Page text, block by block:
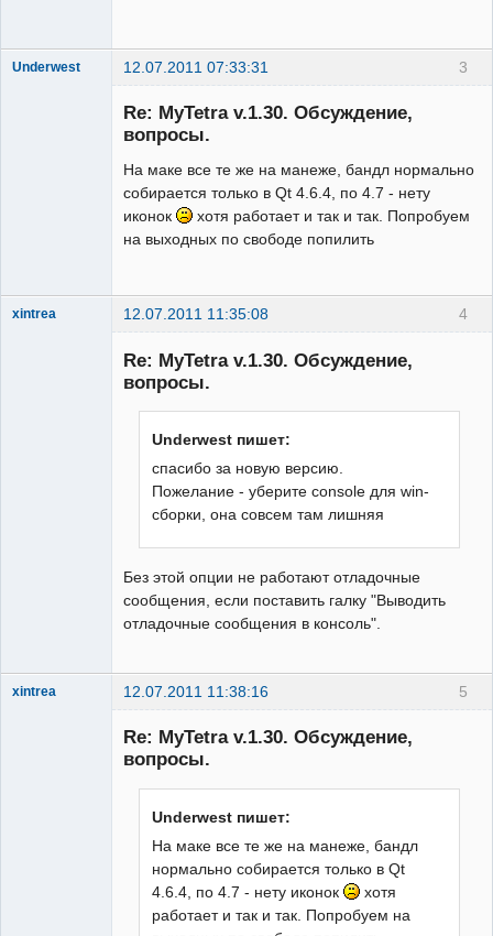
3
Underwest 12.07.2011 07:33:31
Re: MyTetra v.1.30. Обсуждение,
вопросы.
На маке все те же на манеже, бандл нормально
собирается только в Qt 4.6.4, по 4.7 - нету
иконок
хотя работает и так и так. Попробуем
на выходных по свободе попилить
4
xintrea 12.07.2011 11:35:08
Re: MyTetra v.1.30. Обсуждение,
вопросы.
Underwest пишет:
спасибо за новую версию.
Пожелание - уберите console для win-
сборки, она совсем там лишняя
Без этой опции не работают отладочные
сообщения, если поставить галку "Выводить
отладочные сообщения в консоль".
5
xintrea 12.07.2011 11:38:16
Re: MyTetra v.1.30. Обсуждение,
вопросы.
Underwest пишет:
На маке все те же на манеже, бандл
нормально собирается только в Qt
4.6.4, по 4.7 - нету иконок
хотя
работает и так и так. Попробуем на